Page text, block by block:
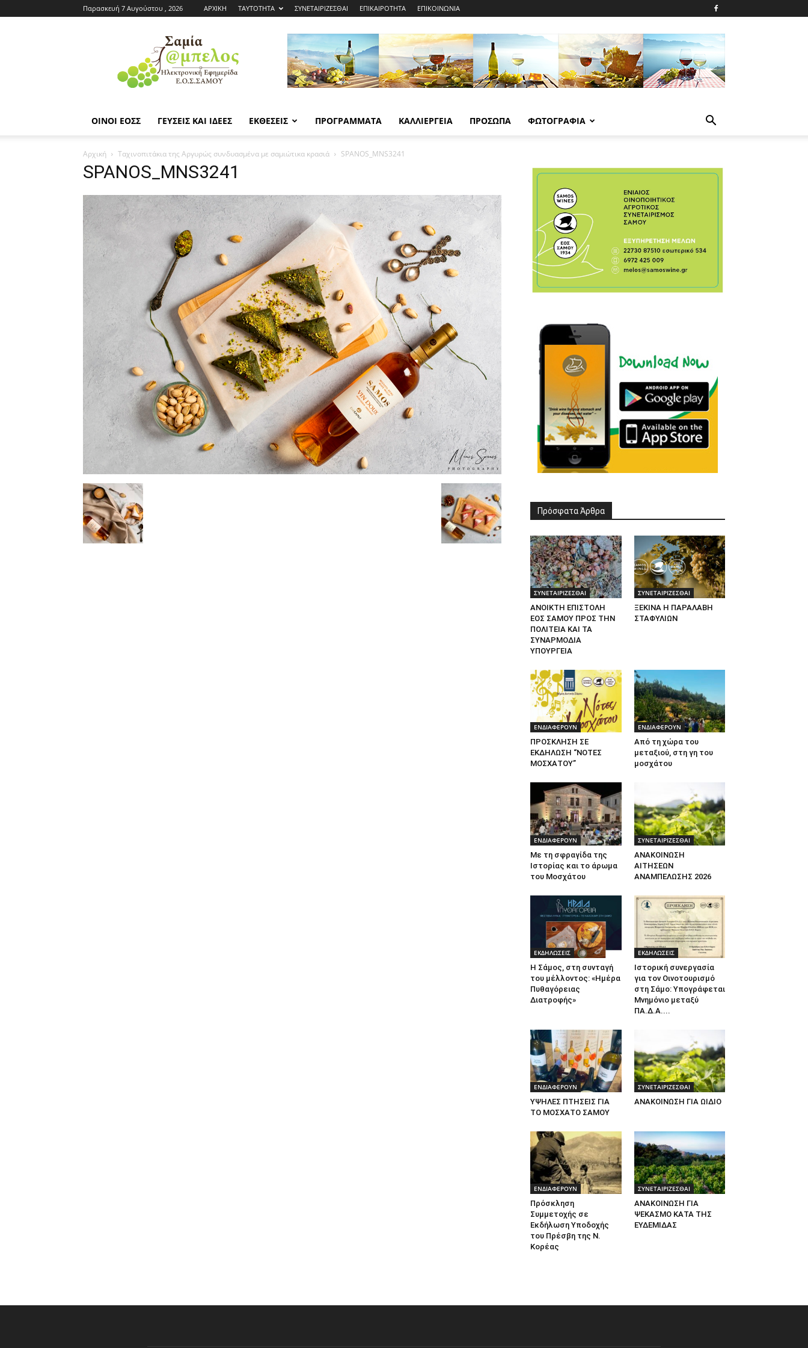
Παρασκευή 7 Αυγούστου , 2026 ΑΡΧΙΚΗ ΤΑΥΤΟΤΗΤΑ ΣΥΝΕΤΑΙΡΙΖΕΣΘΑΙ ΕΠΙΚΑΙΡΟΤΗΤΑ ΕΠΙΚΟΙΝΩΝΙΑ
Εφημερίδα
ΕΟΣΣ
|
Σαμία
ΟΙΝΟΙ ΕΟΣΣ ΓΕΥΣΕΙΣ ΚΑΙ ΙΔΕΕΣ ΕΚΘΕΣΕΙΣ ΠΡΟΓΡΑΜΜΑΤΑ ΚΑΛΛΙΕΡΓΕΙΑ ΠΡΟΣΩΠΑ ΦΩΤΟΓΡΑΦΙΑ
Αρχική Ταχινοπιτάκια της Αργυρώς συνδυασμένα με σαμιώτικα κρασιά SPANOS_MNS3241
SPANOS_MNS3241
Πρόσφατα Άρθρα
ΣΥΝΕΤΑΙΡΙΖΕΣΘΑΙ
ΑΝΟΙΚΤΗ ΕΠΙΣΤΟΛΗ
ΕΟΣ ΣΑΜΟΥ ΠΡΟΣ ΤΗΝ
ΠΟΛΙΤΕΙΑ ΚΑΙ ΤΑ
ΣΥΝΑΡΜΟΔΙΑ
ΥΠΟΥΡΓΕΙΑ
ΣΥΝΕΤΑΙΡΙΖΕΣΘΑΙ
ΞΕΚΙΝΑ Η ΠΑΡΑΛΑΒΗ
ΣΤΑΦΥΛΙΩΝ
ΕΝΔΙΑΦΕΡΟΥΝ
ΠΡΟΣΚΛΗΣΗ ΣΕ
ΕΚΔΗΛΩΣΗ “ΝΟΤΕΣ
ΜΟΣΧΑΤΟΥ”
ΕΝΔΙΑΦΕΡΟΥΝ
Από τη χώρα του
μεταξιού, στη γη του
μοσχάτου
ΕΝΔΙΑΦΕΡΟΥΝ
Με τη σφραγίδα της
Ιστορίας και το άρωμα
του Μοσχάτου
ΣΥΝΕΤΑΙΡΙΖΕΣΘΑΙ
ΑΝΑΚΟΙΝΩΣΗ
ΑΙΤΗΣΕΩΝ
ΑΝΑΜΠΕΛΩΣΗΣ 2026
ΕΚΔΗΛΩΣΕΙΣ
Η Σάμος, στη συνταγή
του μέλλοντος: «Ημέρα
Πυθαγόρειας
Διατροφής»
ΕΚΔΗΛΩΣΕΙΣ
Ιστορική συνεργασία
για τον Οινοτουρισμό
στη Σάμο: Υπογράφεται
Μνημόνιο μεταξύ
ΠΑ.Δ.Α....
ΕΝΔΙΑΦΕΡΟΥΝ
ΥΨΗΛΕΣ ΠΤΗΣΕΙΣ ΓΙΑ
ΤΟ ΜΟΣΧΑΤΟ ΣΑΜΟΥ
ΣΥΝΕΤΑΙΡΙΖΕΣΘΑΙ
ΑΝΑΚΟΙΝΩΣΗ ΓΙΑ ΩΙΔΙΟ
ΕΝΔΙΑΦΕΡΟΥΝ
Πρόσκληση
Συμμετοχής σε
Εκδήλωση Υποδοχής
του Πρέσβη της Ν.
Κορέας
ΣΥΝΕΤΑΙΡΙΖΕΣΘΑΙ
ΑΝΑΚΟΙΝΩΣΗ ΓΙΑ
ΨΕΚΑΣΜΟ ΚΑΤΑ ΤΗΣ
ΕΥΔΕΜΙΔΑΣ